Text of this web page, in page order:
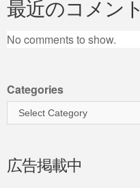
最近のコメント
No comments to show.
Categories
広告掲載中